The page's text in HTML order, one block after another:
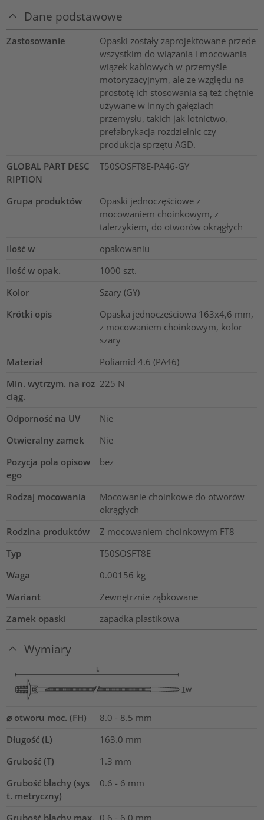
Dane podstawowe
Zastosowanie
Opaski zostały zaprojektowane przede
wszystkim do wiązania i mocowania
wiązek kablowych w przemyśle
motoryzacyjnym, ale ze względu na
prostotę ich stosowania są też chętnie
używane w innych gałęziach
przemysłu, takich jak lotnictwo,
prefabrykacja rozdzielnic czy
produkcja sprzętu AGD.
GLOBAL PART DESC
RIPTION
T50SOSFT8E-PA46-GY
Grupa produktów
Opaski jednoczęściowe z
mocowaniem choinkowym, z
talerzykiem, do otworów okrągłych
Ilość w
opakowaniu
Ilość w opak.
1000 szt.
Kolor
Szary (GY)
Krótki opis
Opaska jednoczęściowa 163x4,6 mm,
z mocowaniem choinkowym, kolor
szary
Materiał
Poliamid 4.6 (PA46)
Min. wytrzym. na roz
ciąg.
225 N
Odporność na UV
Nie
Otwieralny zamek
Nie
Pozycja pola opisow
ego
bez
Rodzaj mocowania
Mocowanie choinkowe do otworów
okrągłych
Rodzina produktów
Z mocowaniem choinkowym FT8
Typ
T50SOSFT8E
Waga
0.00156 kg
Wariant
Zewnętrznie ząbkowane
Zamek opaski
zapadka plastikowa
Wymiary
⌀ otworu moc. (FH)
8.0 - 8.5 mm
Długość (L)
163.0 mm
Grubość (T)
1.3 mm
Grubość blachy (sys
t. metryczny)
0.6 - 6 mm
Grubość blachy max. 0.6 - 6.0 mm